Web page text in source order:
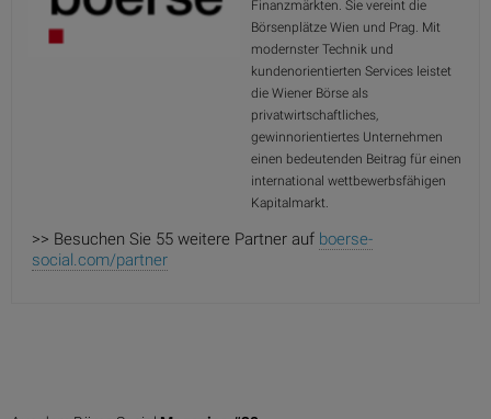
Finanzmärkten. Sie vereint die
Börsenplätze Wien und Prag. Mit
modernster Technik und
kundenorientierten Services leistet
die Wiener Börse als
privatwirtschaftliches,
gewinnorientiertes Unternehmen
einen bedeutenden Beitrag für einen
international wettbewerbsfähigen
Kapitalmarkt.
>> Besuchen Sie 55 weitere Partner auf boerse-
social.com/partner